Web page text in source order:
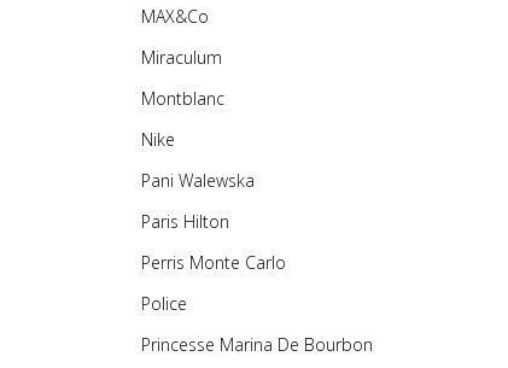
MAX&Co
Miraculum
Montblanc
Nike
Pani Walewska
Paris Hilton
Perris Monte Carlo
Police
Princesse Marina De Bourbon